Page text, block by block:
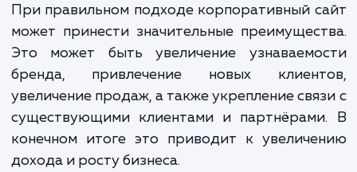
мы проводим ряд работ, начиная
исследования вашего бизнеса,
анализа и планирования структуры
дизайна, вёрстки, тестирования и
Наша цель - создать сайт, который
привлекать и удерживать
посетителей, облегчая им